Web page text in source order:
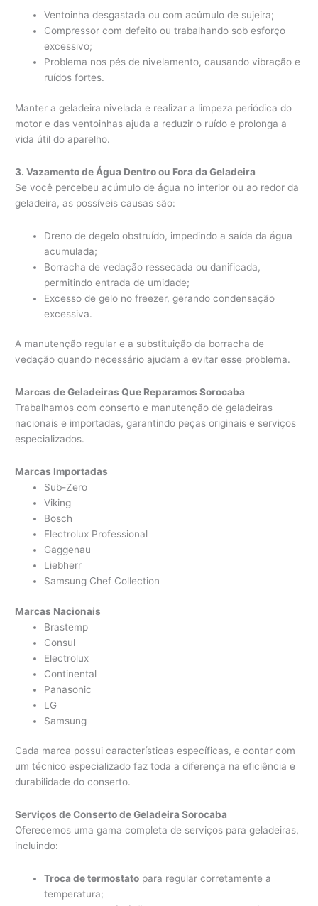
Ventoinha desgastada ou com acúmulo de sujeira;
Compressor com defeito ou trabalhando sob esforço
excessivo;
Problema nos pés de nivelamento, causando vibração e
ruídos fortes.
Manter a geladeira nivelada e realizar a limpeza periódica do
motor e das ventoinhas ajuda a reduzir o ruído e prolonga a
vida útil do aparelho.
3. Vazamento de Água Dentro ou Fora da Geladeira
Se você percebeu acúmulo de água no interior ou ao redor da
geladeira, as possíveis causas são:
Dreno de degelo obstruído, impedindo a saída da água
acumulada;
Borracha de vedação ressecada ou danificada,
permitindo entrada de umidade;
Excesso de gelo no freezer, gerando condensação
excessiva.
A manutenção regular e a substituição da borracha de
vedação quando necessário ajudam a evitar esse problema.
Marcas de Geladeiras Que Reparamos Sorocaba
Trabalhamos com conserto e manutenção de geladeiras
nacionais e importadas, garantindo peças originais e serviços
especializados.
Marcas Importadas
Sub-Zero
Viking
Bosch
Electrolux Professional
Gaggenau
Liebherr
Samsung Chef Collection
Marcas Nacionais
Brastemp
Consul
Electrolux
Continental
Panasonic
LG
Samsung
Cada marca possui características específicas, e contar com
um técnico especializado faz toda a diferença na eficiência e
durabilidade do conserto.
Serviços de Conserto de Geladeira Sorocaba
Oferecemos uma gama completa de serviços para geladeiras,
incluindo:
Troca de termostato para regular corretamente a
temperatura;